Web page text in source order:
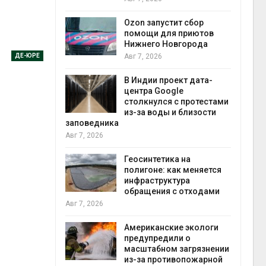
ДЕ-ЮРЕ
роста
ИИ
Волги и
может
почти в
Ozon запустит сбор
помощи для приютов
Нижнего Новгорода
Авг 7, 2026
В Индии проект дата-
центра Google
столкнулся с протестами
из-за воды и близости
заповедника
Авг 7, 2026
Геосинтетика на
полигоне: как меняется
инфраструктура
обращения с отходами
Авг 7, 2026
Американские экологи
предупредили о
масштабном загрязнении
из-за противопожарной